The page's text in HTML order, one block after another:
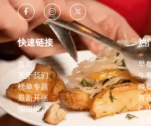
快速链接
首页
关于我们
榜单专题
最新开张
编辑推荐
热
早
午
晚
宵
火锅